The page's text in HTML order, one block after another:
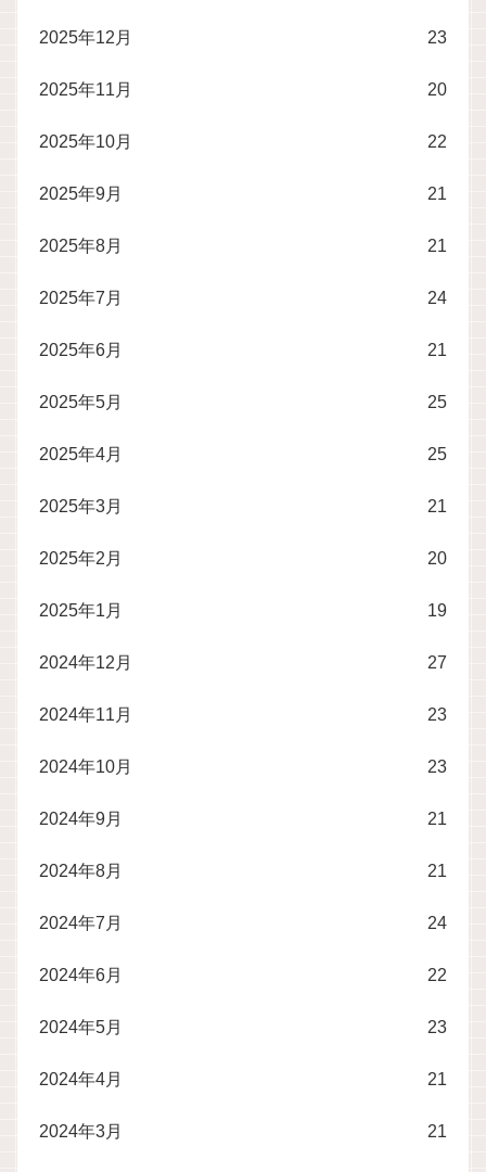
2025年12月 23
2025年11月 20
2025年10月 22
2025年9月 21
2025年8月 21
2025年7月 24
2025年6月 21
2025年5月 25
2025年4月 25
2025年3月 21
2025年2月 20
2025年1月 19
2024年12月 27
2024年11月 23
2024年10月 23
2024年9月 21
2024年8月 21
2024年7月 24
2024年6月 22
2024年5月 23
2024年4月 21
2024年3月 21